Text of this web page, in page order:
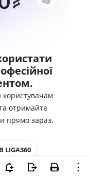
користувачам
отримайте
прямо зараз.